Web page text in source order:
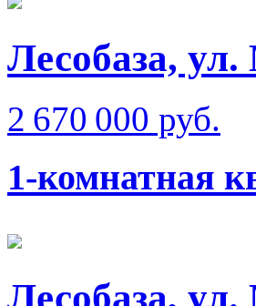
Лесобаза,
2 670 000 руб.
1-комнатная
Лесобаза,